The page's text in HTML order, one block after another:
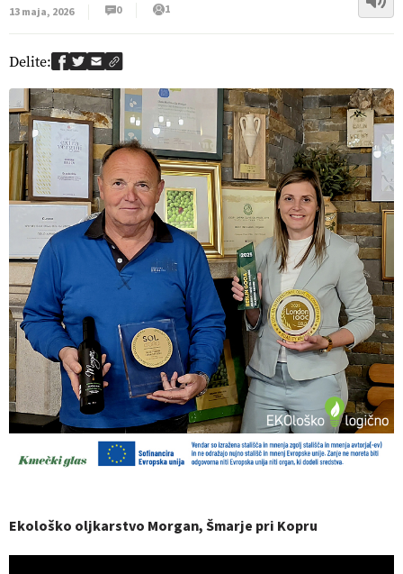
13 maja, 2026
0 1
Delite:
Ekološko oljkarstvo Morgan, Šmarje pri Kopru